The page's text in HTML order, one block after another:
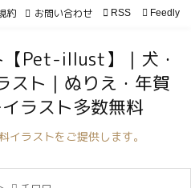


サイド
約 お問い合わせ  RSS Feedly
【Pet-illust】｜犬・
スト｜ぬりえ・年賀
ラスト多数無料
イラストをご提供します。